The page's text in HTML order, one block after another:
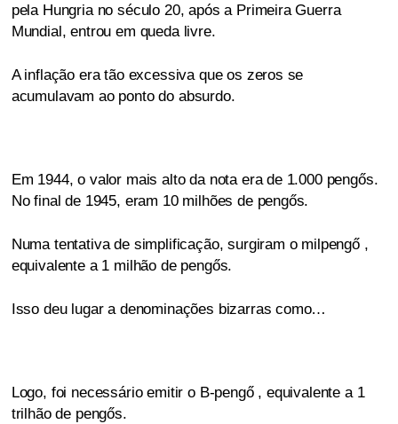
pela Hungria no século 20, após a Primeira Guerra
Mundial, entrou em queda livre.
A inflação era tão excessiva que os zeros se
acumulavam ao ponto do absurdo.
Em 1944, o valor mais alto da nota era de 1.000 pengős.
No final de 1945, eram 10 milhões de pengős.
Numa tentativa de simplificação, surgiram o milpengő ,
equivalente a 1 milhão de pengős.
Isso deu lugar a denominações bizarras como…
Logo, foi necessário emitir o B-pengő , equivalente a 1
trilhão de pengős.